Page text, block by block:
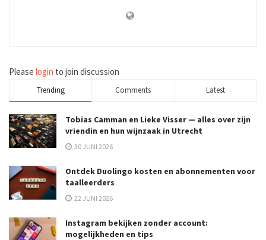
Please login to join discussion
Trending Comments Latest
Tobias Camman en Lieke Visser — alles over zijn
vriendin en hun wijnzaak in Utrecht
30 JUNI 2026
Ontdek Duolingo kosten en abonnementen voor
taalleerders
22 JUNI 2026
Instagram bekijken zonder account:
mogelijkheden en tips